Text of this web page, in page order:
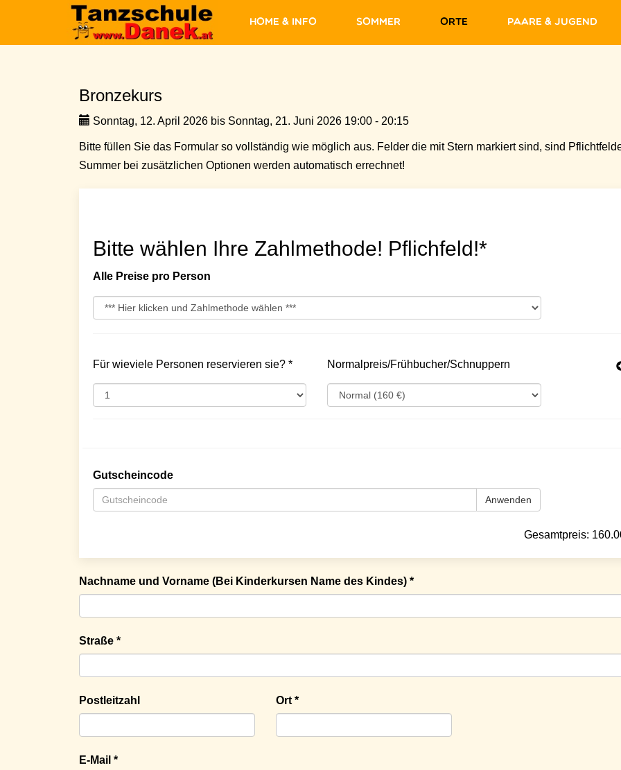
Home & Info Sommer Orte Paare & Jugend
Bronzekurs
Sonntag, 12. April 2026 bis Sonntag, 21. Juni 2026 19:00 - 20:15
Bitte füllen Sie das Formular so vollständig wie möglich aus. Felder die mit Stern markiert sind, sind
Summer bei zusätzlichen Optionen werden automatisch errechnet!
Bitte wählen Ihre Zahlmethode! Pflichfeld!*
Alle Preise pro Person
Für wieviele Personen reservieren sie? * Normalpreis/Frühbucher/Schnuppern
Gutscheincode
Anwenden
Gesamtpreis:
Nachname und Vorname (Bei Kinderkursen Name des Kindes) *
Straße *
Postleitzahl Ort *
E-Mail *